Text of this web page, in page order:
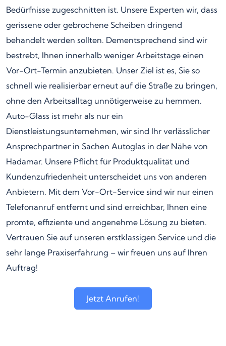
Bedürfnisse zugeschnitten ist. Unsere Experten wir, dass
gerissene oder gebrochene Scheiben dringend
behandelt werden sollten. Dementsprechend sind wir
bestrebt, Ihnen innerhalb weniger Arbeitstage einen
Vor-Ort-Termin anzubieten. Unser Ziel ist es, Sie so
schnell wie realisierbar erneut auf die Straße zu bringen,
ohne den Arbeitsalltag unnötigerweise zu hemmen.
Auto-Glass ist mehr als nur ein
Dienstleistungsunternehmen, wir sind Ihr verlässlicher
Ansprechpartner in Sachen Autoglas in der Nähe von
Hadamar. Unsere Pflicht für Produktqualität und
Kundenzufriedenheit unterscheidet uns von anderen
Anbietern. Mit dem Vor-Ort-Service sind wir nur einen
Telefonanruf entfernt und sind erreichbar, Ihnen eine
promte, effiziente und angenehme Lösung zu bieten.
Vertrauen Sie auf unseren erstklassigen Service und die
sehr lange Praxiserfahrung – wir freuen uns auf Ihren
Auftrag!
Jetzt Anrufen!